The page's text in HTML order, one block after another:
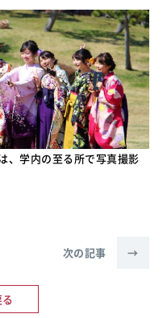
、学内の至る所で写真撮影
次の記事 →